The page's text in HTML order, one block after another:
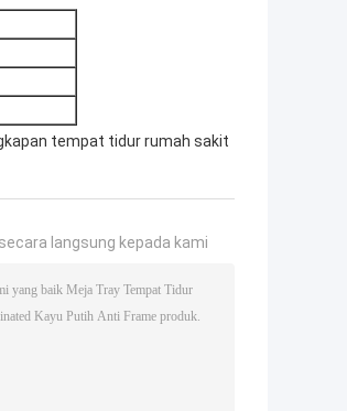
tempat tidur rumah sakit
langsung kepada kami